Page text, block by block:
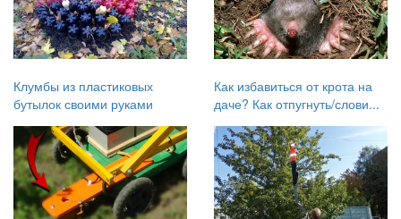
Клумбы из пластиковых
бутылок своими руками
Как избавиться от крота на
даче? Как отпугнуть/слови...